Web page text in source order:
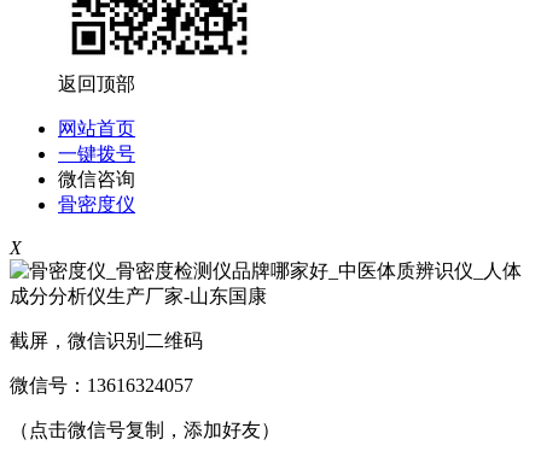
返回顶部
网站首页
一键拨号
微信咨询
骨密度仪
X
截屏，微信识别二维码
微信号： 13616324057
（点击微信号复制，添加好友）